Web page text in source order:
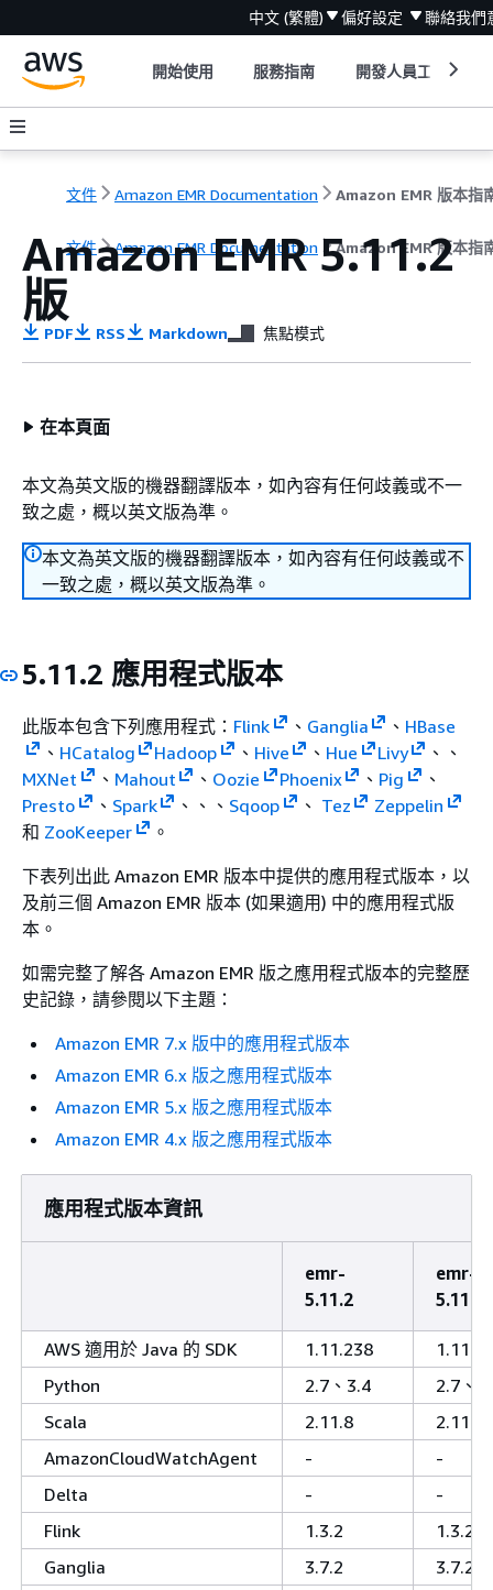
中文 (繁體) 偏好設定 聯絡我們
開始使用 服務指南 開發人員工具
文件 Amazon EMR Documentation Amazon EMR 版本指
文件 Amazon EMR Documentation Amazon EMR 版本指
Amazon EMR 5.11.2
版
PDF RSS Markdown 焦點模式
在本頁面
本文為英文版的機器翻譯版本，如內容有任何歧義或不一
致之處，概以英文版為準。
本文為英文版的機器翻譯版本，如內容有任何歧義或不
一致之處，概以英文版為準。
5.11.2 應用程式版本
此版本包含下列應用程式： Flink 、 Ganglia 、 HBase
、 HCatalog Hadoop 、 Hive 、 Hue Livy
、、
MXNet
、 Mahout 、 Oozie Phoenix 、 Pig
、
Presto
、 Spark 、、、 Sqoop 、 Tez
Zeppelin
和 ZooKeeper
。
下表列出此 Amazon EMR 版本中提供的應用程式版本，以
及前三個 Amazon EMR 版本 (如果適用) 中的應用程式版
本。
如需完整了解各 Amazon EMR 版之應用程式版本的完整歷
史記錄，請參閱以下主題：
Amazon EMR 7.x 版中的應用程式版本
Amazon EMR 6.x 版之應用程式版本
Amazon EMR 5.x 版之應用程式版本
Amazon EMR 4.x 版之應用程式版本
應用程式版本資訊
emr-
5.11.2
emr-
5.11.1
AWS 適用於 Java 的 SDK 1.11.238
Python
2.7、3.4
2.7、
Scala
2.11.8
2.11.8
AmazonCloudWatchAgent
-
-
Delta
-
-
Flink
1.3.2
1.3.2
Ganglia
3.7.2
3.7.2